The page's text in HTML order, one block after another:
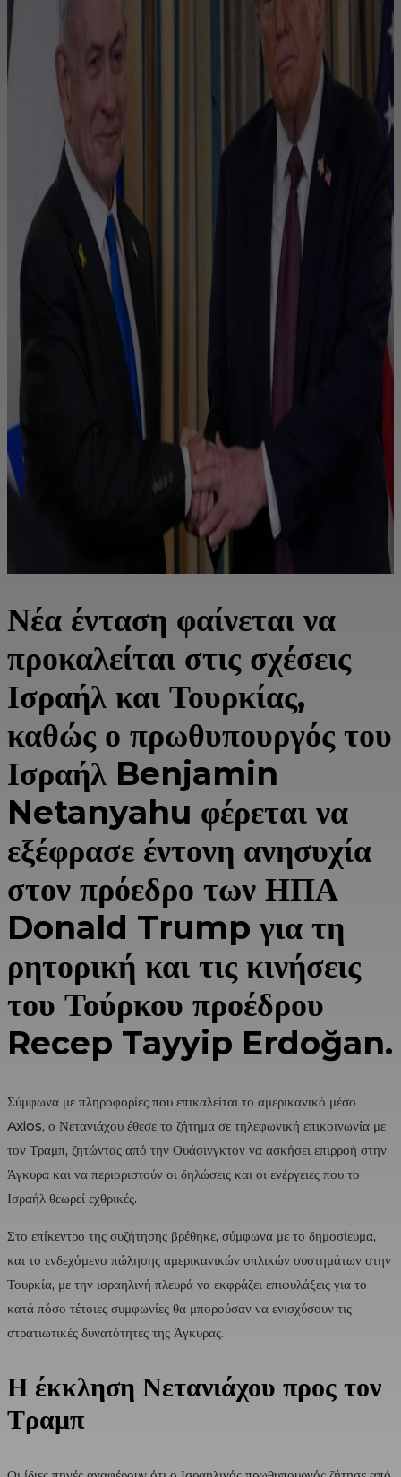
Νέα ένταση φαίνεται να
προκαλείται στις σχέσεις
Ισραήλ και Τουρκίας,
καθώς ο πρωθυπουργός του
Ισραήλ Benjamin
Netanyahu φέρεται να
εξέφρασε έντονη ανησυχία
στον πρόεδρο των ΗΠΑ
Donald Trump για τη
ρητορική και τις κινήσεις
του Τούρκου προέδρου
Recep Tayyip Erdoğan.
Σύμφωνα με πληροφορίες που επικαλείται το αμερικανικό μέσο
Axios, ο Νετανιάχου έθεσε το ζήτημα σε τηλεφωνική επικοινωνία με
τον Τραμπ, ζητώντας από την Ουάσινγκτον να ασκήσει επιρροή στην
Άγκυρα και να περιοριστούν οι δηλώσεις και οι ενέργειες που το
Ισραήλ θεωρεί εχθρικές.
Στο επίκεντρο της συζήτησης βρέθηκε, σύμφωνα με το δημοσίευμα,
και το ενδεχόμενο πώλησης αμερικανικών οπλικών συστημάτων στην
Τουρκία, με την ισραηλινή πλευρά να εκφράζει επιφυλάξεις για το
κατά πόσο τέτοιες συμφωνίες θα μπορούσαν να ενισχύσουν τις
στρατιωτικές δυνατότητες της Άγκυρας.
Η έκκληση Νετανιάχου προς τον
Τραμπ